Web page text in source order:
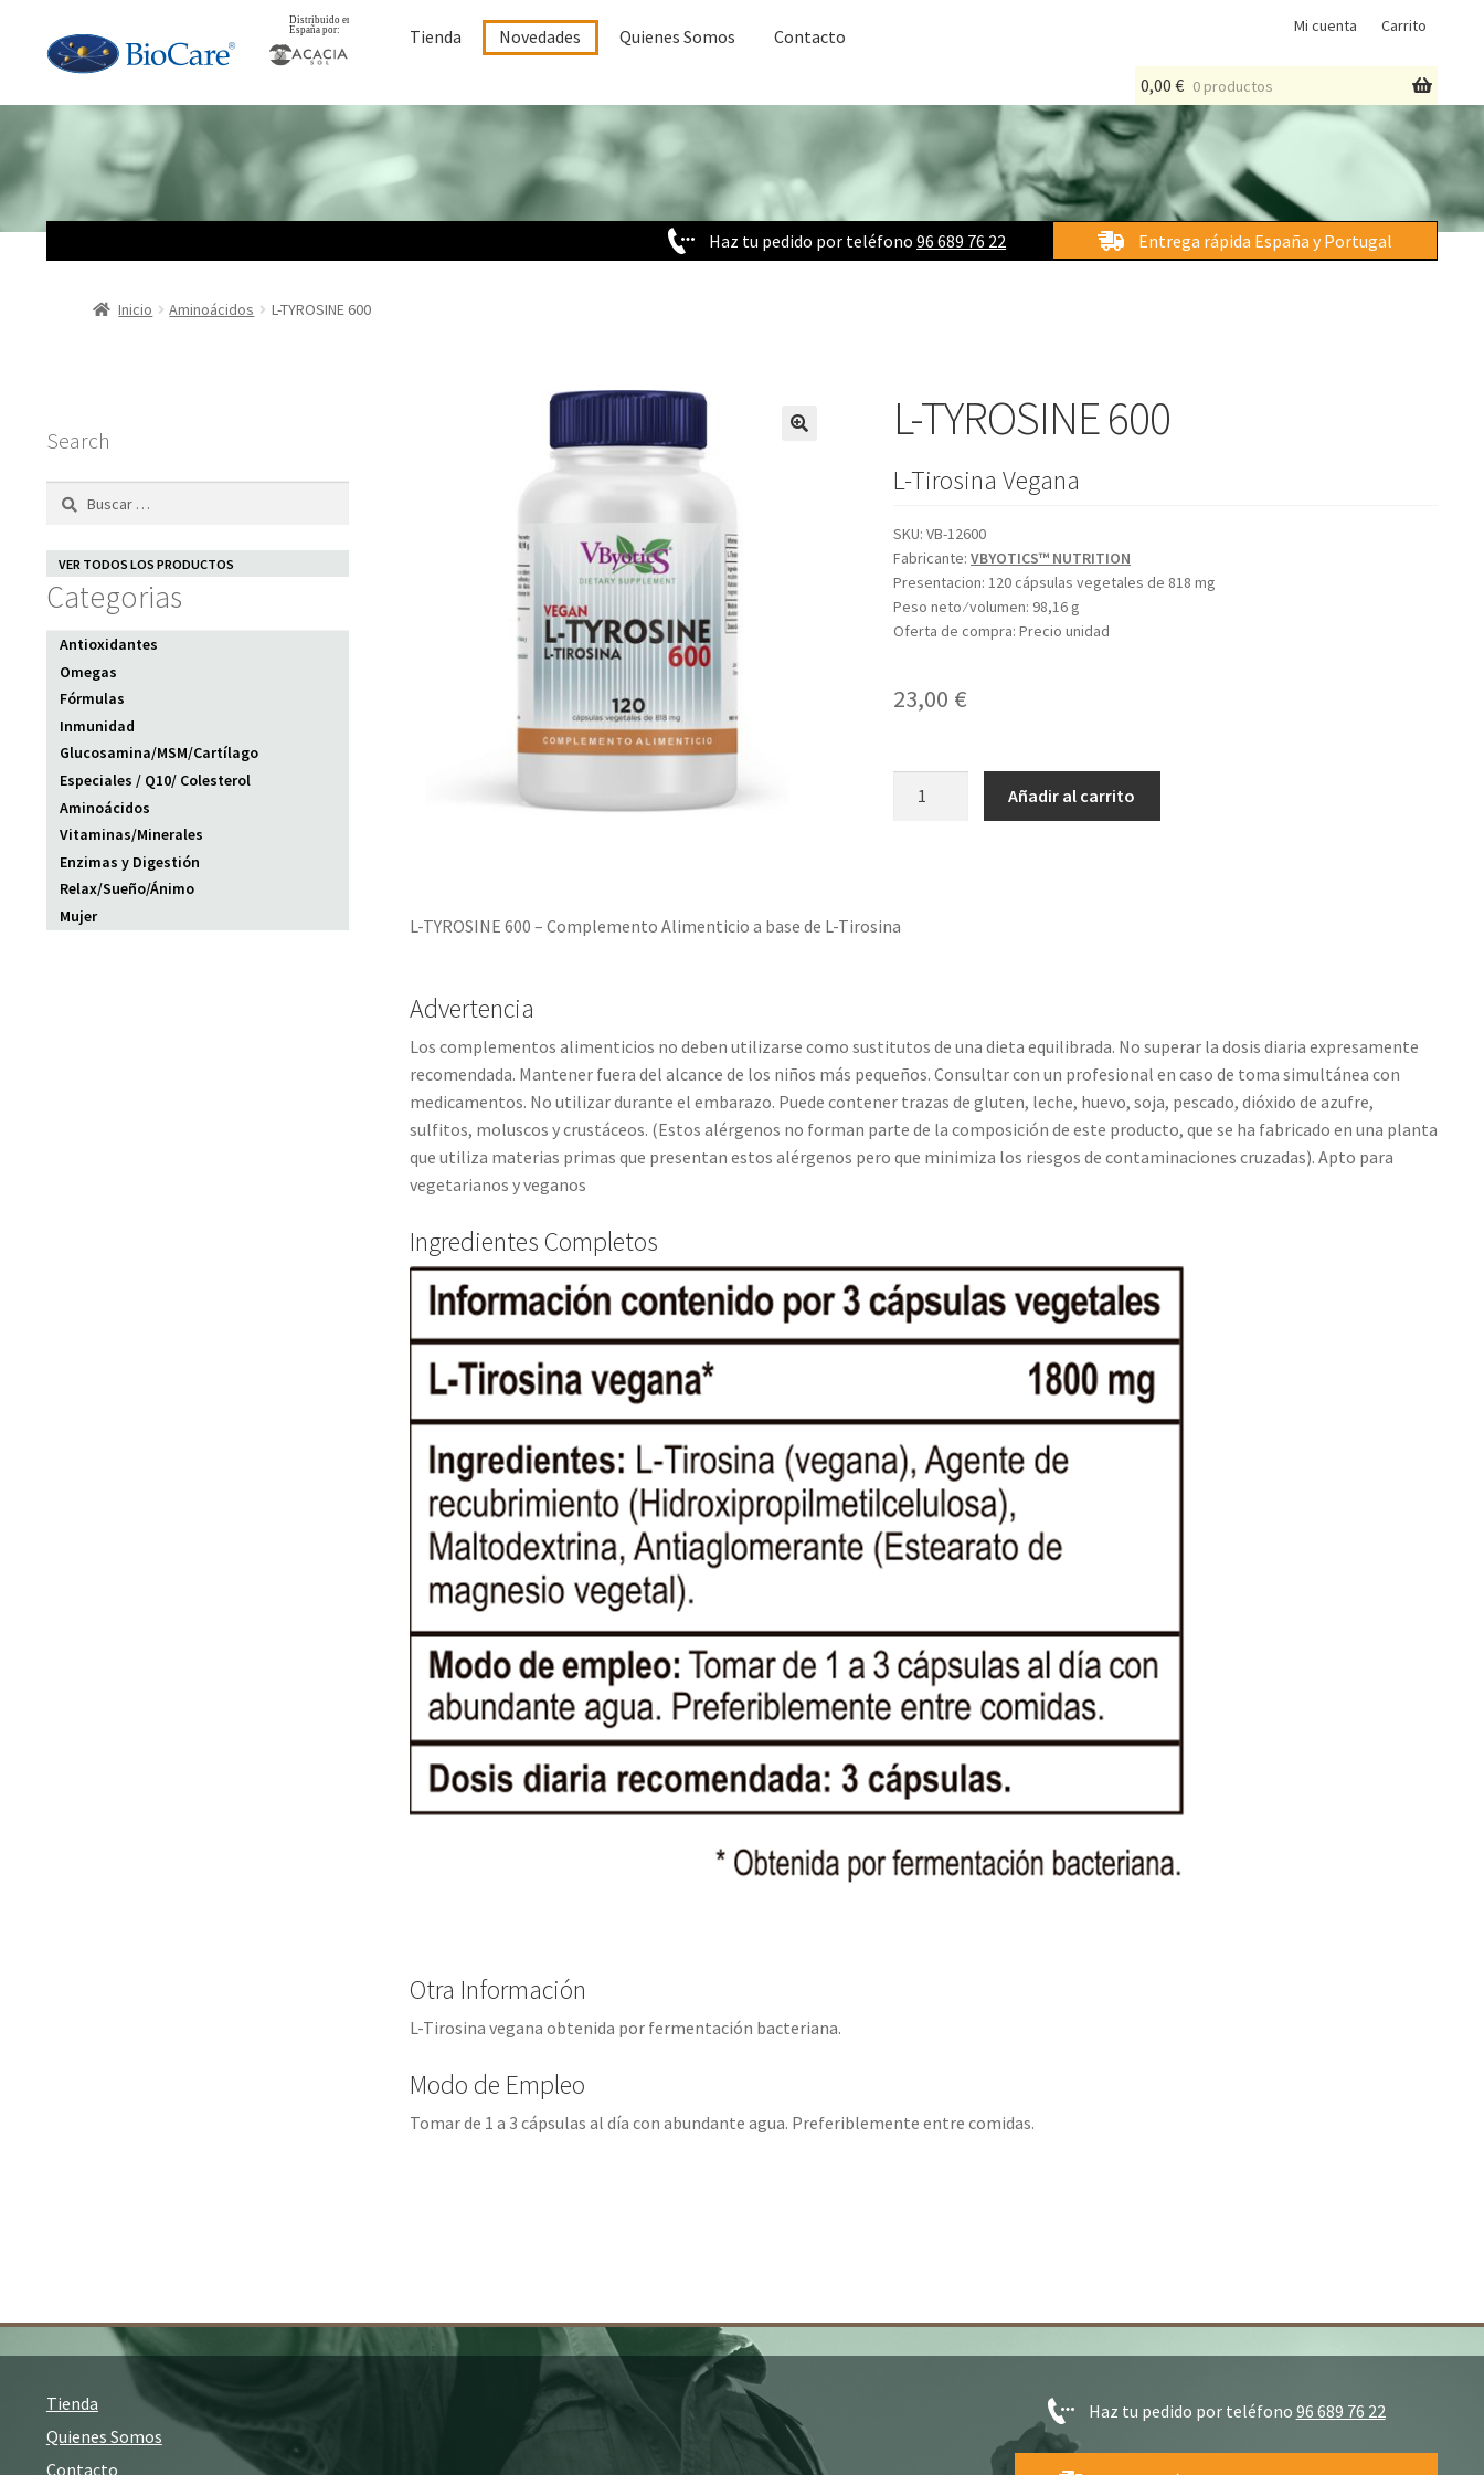
a
navegación
al
contenido
Tienda Novedades Quienes Somos Contacto
Mi cuenta Carrito
0,00€ 0 productos
Haz tu pedido por teléfono96 689 76 22 Entrega rápida España y Portugal
Inicio Aminoácidos L-TYROSINE 600
L-TYROSINE 600
L-Tirosina Vegana
SKU: VB-12600
Fabricante: VBYOTICS™ NUTRITION
Presentacion: 120 cápsulas vegetales de 818 mg
Peso neto ⁄ volumen: 98,16 g
Oferta de compra: Precio unidad
23,00 €
Añadir al carrito
L-TYROSINE 600 – Complemento Alimenticio a base de L-Tirosina
Advertencia
Los complementos alimenticios no deben utilizarse como sustitutos de una dieta equilibrada. No superar la dosis diaria expresamente
recomendada. Mantener fuera del alcance de los niños más pequeños. Consultar con un profesional en caso de toma simultánea con
medicamentos. No utilizar durante el embarazo. Puede contener trazas de gluten, leche, huevo, soja, pescado, dióxido de azufre,
sulfitos, moluscos y crustáceos. (Estos alérgenos no forman parte de la composición de este producto, que se ha fabricado en una planta
que utiliza materias primas que presentan estos alérgenos pero que minimiza los riesgos de contaminaciones cruzadas). Apto para
vegetarianos y veganos
Ingredientes Completos
Otra Información
L-Tirosina vegana obtenida por fermentación bacteriana.
Modo de Empleo
Tomar de 1 a 3 cápsulas al día con abundante agua. Preferiblemente entre comidas.
Search
Buscar:
VER TODOS LOS PRODUCTOS
Categorias
Antioxidantes
Omegas
Fórmulas
Inmunidad
Glucosamina/MSM/Cartílago
Especiales / Q10/ Colesterol
Aminoácidos
Vitaminas/Minerales
Enzimas y Digestión
Relax/Sueño/Ánimo
Mujer
Tienda
Quienes Somos
Contacto
Haz tu pedido por teléfono 96 689 76 22